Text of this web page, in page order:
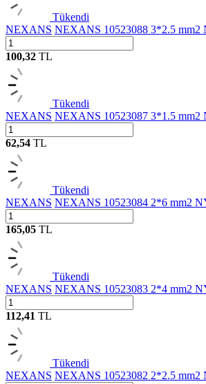
Tükendi
NEXANS NEXANS 10523088 3*2.5
100,32 TL
Tükendi
NEXANS NEXANS 10523087 3*1.5
62,54 TL
Tükendi
NEXANS NEXANS 10523084 2*6 mm2
165,05 TL
Tükendi
NEXANS NEXANS 10523083 2*4 mm2
112,41 TL
Tükendi
NEXANS NEXANS 10523082 2*2.5